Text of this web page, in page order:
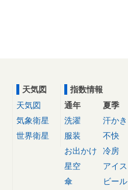
天気図
天気図
気象衛星
世界衛星
指数情報
通年
洗濯
服装
お出かけ
星空
傘
夏季
汗かき
不快
冷房
アイス
ビール